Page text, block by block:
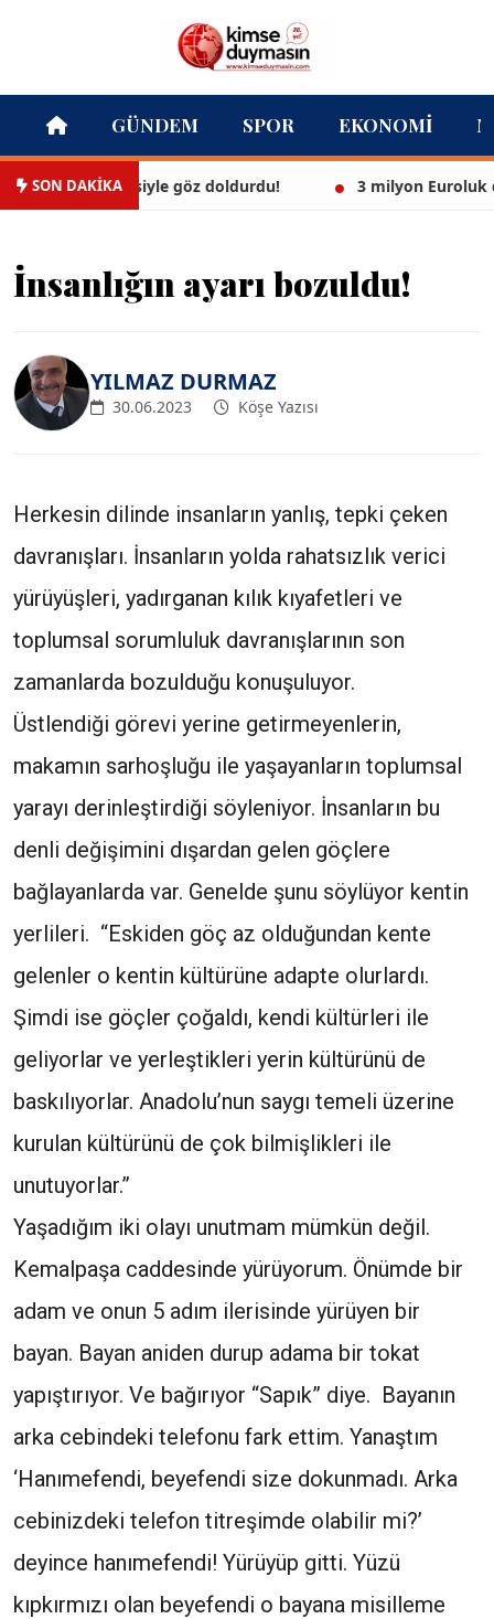
GÜNDEM SPOR EKONOMI
SON DAKİKA
bikinisiyle göz doldurdu! 3 milyon Euroluk
İnsanlığın ayarı bozuldu!
YILMAZ DURMAZ
30.06.2023 Köşe Yazısı
Herkesin dilinde insanların yanlış, tepki çeken
davranışları. İnsanların yolda rahatsızlık verici
yürüyüşleri, yadırganan kılık kıyafetleri ve
toplumsal sorumluluk davranışlarının son
zamanlarda bozulduğu konuşuluyor.
Üstlendiği görevi yerine getirmeyenlerin,
makamın sarhoşluğu ile yaşayanların toplumsal
yarayı derinleştirdiği söyleniyor. İnsanların bu
denli değişimini dışardan gelen göçlere
bağlayanlarda var. Genelde şunu söylüyor kentin
yerlileri. “Eskiden göç az olduğundan kente
gelenler o kentin kültürüne adapte olurlardı.
Şimdi ise göçler çoğaldı, kendi kültürleri ile
geliyorlar ve yerleştikleri yerin kültürünü de
baskılıyorlar. Anadolu’nun saygı temeli üzerine
kurulan kültürünü de çok bilmişlikleri ile
unutuyorlar.”
Yaşadığım iki olayı unutmam mümkün değil.
Kemalpaşa caddesinde yürüyorum. Önümde bir
adam ve onun 5 adım ilerisinde yürüyen bir
bayan. Bayan aniden durup adama bir tokat
yapıştırıyor. Ve bağırıyor “Sapık” diye. Bayanın
arka cebindeki telefonu fark ettim. Yanaştım
‘Hanımefendi, beyefendi size dokunmadı. Arka
cebinizdeki telefon titreşimde olabilir mi?’
deyince hanımefendi! Yürüyüp gitti. Yüzü
kıpkırmızı olan beyefendi o bayana misilleme